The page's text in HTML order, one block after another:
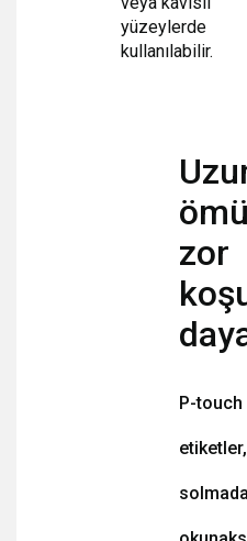
yüzeylerde
kullanılabilir.
zor
P-